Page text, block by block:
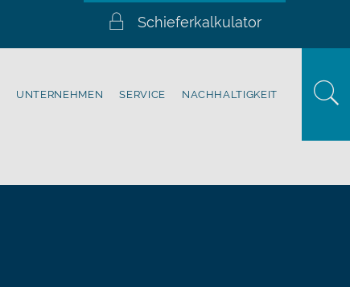
Schieferkalkulator
UNTERNEHMEN SERVICE NACHHALTIGKEIT